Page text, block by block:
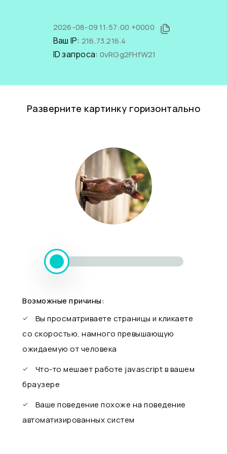
2026-08-09 11:57:00 +0000
Ваш IP: 216.73.216.4
ID запроса: 0vRGg2FHfW21
Разверните картинку горизонтально
Возможные причины:
Вы просматриваете страницы и кликаете
со скоростью, намного превышающую
ожидаемую от человека
Что-то мешает работе javascript в вашем
браузере
Ваше поведение похоже на поведение
автоматизированных систем